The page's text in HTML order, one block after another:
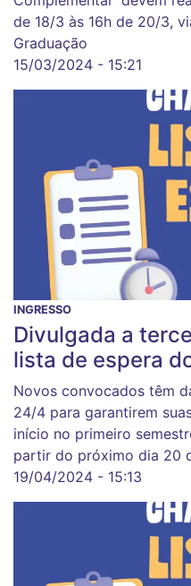
de 18/3 às 16h de 20/3,
Graduação
15/03/2024 - 15:21
INGRESSO
Divulgada a
lista de espera
Novos convocados têm
24/4 para garantirem
início no primeiro
partir do próximo dia 20
19/04/2024 - 15:13